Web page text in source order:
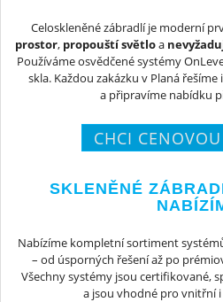
Celoskleněné zábradlí je moderní
prostor, propouští světloa
Používáme osvědčené systémy
skla. Každou zakázku v Planá
a připravíme nabídku
CHCI
SKLENĚNÉ
Nabízíme kompletní sortiment
– od úsporných řešení až po
Všechny systémy jsou certifikované,
a jsou vhodné pro vnitřní